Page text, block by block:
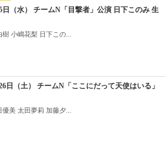
日（水） チームN「目撃者」公演 日下このみ 生
小嶋花梨 日下この...
日（土） チームN「ここにだって天使はいる」
美 太田夢莉 加藤夕...